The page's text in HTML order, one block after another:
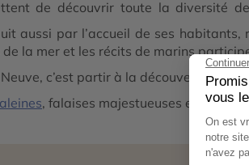
de découvrir toute la diversité
aussi par l’accueil de ses
la mer et les récits de marins
c’est partir à la découverte d’un
, falaises majestueuses et villages